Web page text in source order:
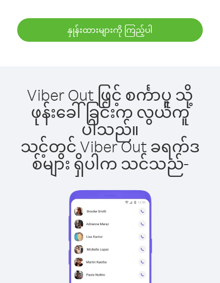
နှုန်းထားများကို ကြည့်ပါ
Viber Out ဖြင့် စင်္ကာပူ သို့
ဖုန်းခေါ်ခြင်းက လွယ်ကူ
ပါသည်။
သင့်တွင် Viber Out ခရက်ဒ
စ်များ ရှိပါက သင်သည်-